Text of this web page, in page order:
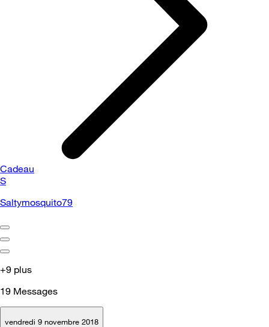
Cadeau
S
Saltymosquito79
+9 plus
19 Messages
vendredi 9 novembre 2018